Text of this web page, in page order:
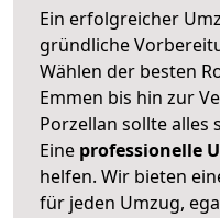
Ein erfolgreicher
gründliche
Wählen der besten
Emmen bis hin zur
Porzellan sollte
Eine professionelle
helfen. Wir bieten
für jeden Umzug,